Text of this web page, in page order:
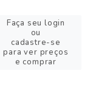
Faça seu login
ou
cadastre-se
para ver preços
e comprar